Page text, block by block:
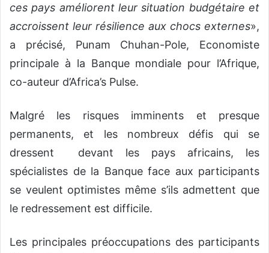
ces pays améliorent leur situation budgétaire et
accroissent leur résilience aux chocs externes»,
a précisé, Punam Chuhan-Pole, Economiste
principale à la Banque mondiale pour l’Afrique,
co-auteur d’Africa’s Pulse.
Malgré les risques imminents et presque
permanents, et les nombreux défis qui se
dressent devant les pays africains, les
spécialistes de la Banque face aux participants
se veulent optimistes même s’ils admettent que
le redressement est difficile.
Les principales préoccupations des participants